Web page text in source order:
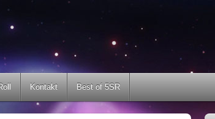
Kontakt Best of 5SR